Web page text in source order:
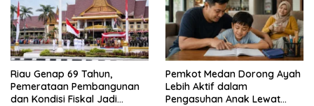
Riau Genap 69 Tahun,
Pemerataan Pembangunan
dan Kondisi Fiskal Jadi
Pemkot Medan Dorong Ayah
Lebih Aktif dalam
Pengasuhan Anak Lewat